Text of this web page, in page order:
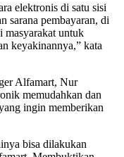
elektronis di satu sisi
sarana pembayaran, di
masyarakat untuk
keyakinannya,” kata
Alfamart, Nur
memudahkan dan
ingin memberikan
bisa dilakukan